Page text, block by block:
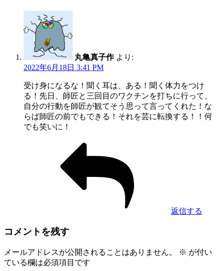
丸亀真子作 より:
2022年6月18日 3:41 PM
受け身になるな！聞く耳は、ある！聞く体力をつけ
る！先日、師匠と三回目のワクチンを打ちに行って、
自分の行動を師匠が観てそう思って言ってくれた！な
らば師匠の前でもできる！それを芸に転換する！！何
でも笑いに！
返信する
コメントを残す
メールアドレスが公開されることはありません。 ※ が付い
ている欄は必須項目です